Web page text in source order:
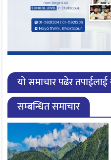
यो समाचार पढेर
सम्बन्धित समाचार